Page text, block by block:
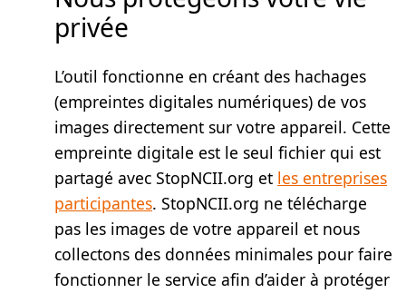
privée
L’outil fonctionne en créant des hachages
(empreintes digitales numériques) de vos
images directement sur votre appareil. Cette
empreinte digitale est le seul fichier qui est
partagé avec StopNCII.org et les entreprises
participantes. StopNCII.org ne télécharge
pas les images de votre appareil et nous
collectons des données minimales pour faire
fonctionner le service afin d’aider à protéger